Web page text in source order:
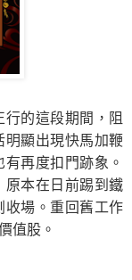
行的這段期間，阻
顯出現快馬加鞭
再度扣門跡象。
原本在日前踢到鐵
收場。重回舊工作
值股。